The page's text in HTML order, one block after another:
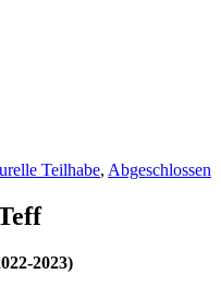
Teilhabe, Abgeschlossen
2023)